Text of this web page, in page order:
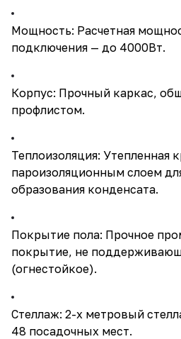
Мощность: Расчетная
подключения — до 4000Вт.
Корпус: Прочный каркас,
профлистом.
Теплоизоляция: Утепленная
пароизоляционным слоем
образования конденсата.
Покрытие пола: Прочное
покрытие, не
(огнестойкое).
Стеллаж: 2-х метровый
48 посадочных мест.